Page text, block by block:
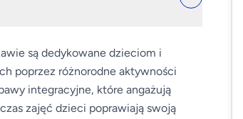
są dedykowane dzieciom i
poprzez różnorodne aktywności
integracyjne, które angażują
zajęć dzieci poprawiają swoją